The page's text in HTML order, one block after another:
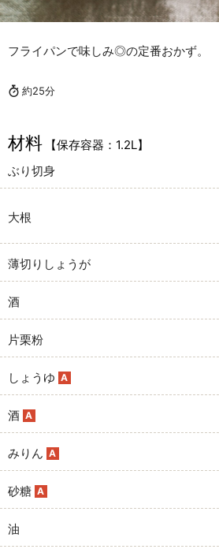
フライパンで味しみ◎の定番おかず。
約25分
材料
【保存容器：1.2L】
ぶり切身
大根
薄切りしょうが
酒
片栗粉
しょうゆ A
酒 A
みりん A
砂糖 A
油